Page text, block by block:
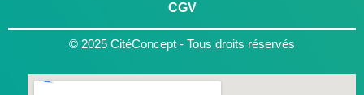
CGV
© 2025 CitéConcept - Tous droits réservés